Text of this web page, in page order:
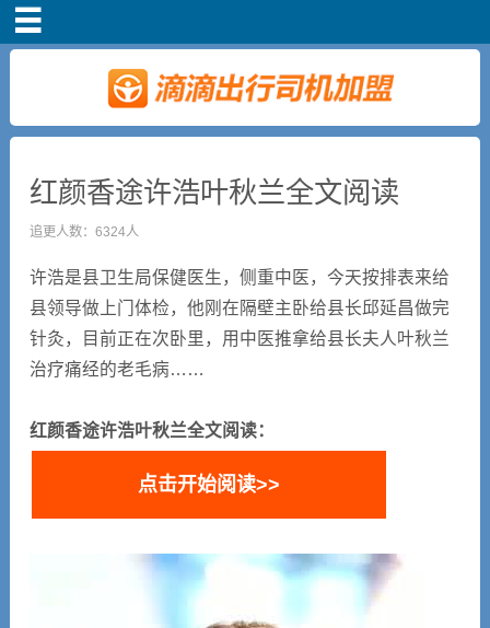
车主注册
补贴政策
司机端下载
小说短剧
红颜香途许浩叶秋兰全文阅读
追更人数：6324人
许浩是县卫生局保健医生，侧重中医，今天按排表来给
县领导做上门体检，他刚在隔壁主卧给县长邱延昌做完
针灸，目前正在次卧里，用中医推拿给县长夫人叶秋兰
治疗痛经的老毛病……
红颜香途许浩叶秋兰全文阅读：
点击开始阅读>>